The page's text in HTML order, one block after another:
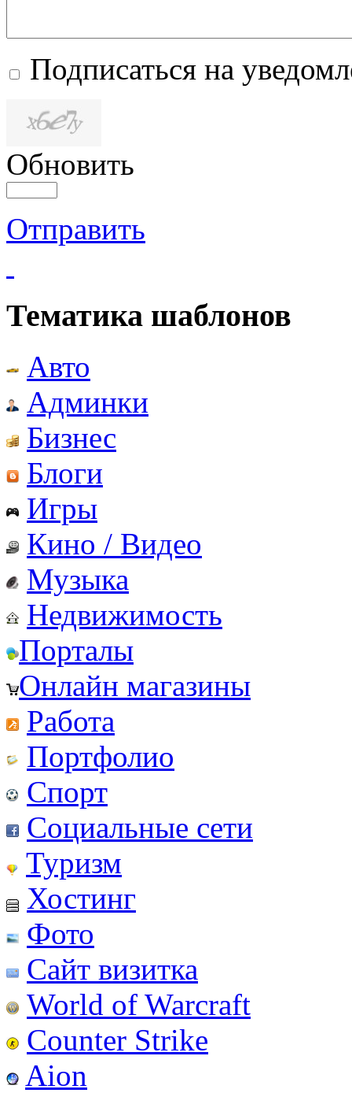
Подписаться на
Обновить
Отправить
Тематика шаблонов
Авто
Админки
Бизнес
Блоги
Игры
Кино / Видео
Музыка
Недвижимость
Порталы
Онлайн магазины
Работа
Портфолио
Спорт
Социальные сети
Туризм
Хостинг
Фото
Сайт визитка
World of Warcraft
Counter Strike
Aion